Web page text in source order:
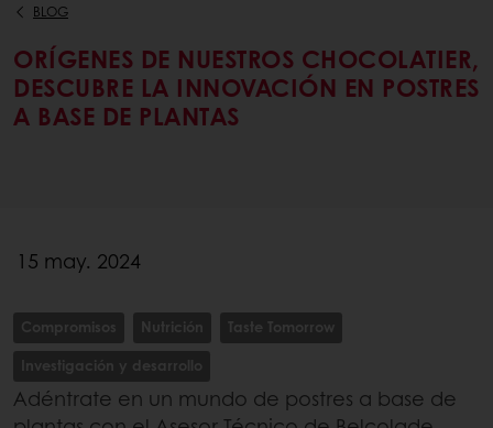
BLOG
ORÍGENES DE NUESTROS CHOCOLATIER,
DESCUBRE LA INNOVACIÓN EN POSTRES
A BASE DE PLANTAS
15 may. 2024
Compromisos Nutrición
Taste Tomorrow
Investigación y desarrollo
Adéntrate en un mundo de postres a base de